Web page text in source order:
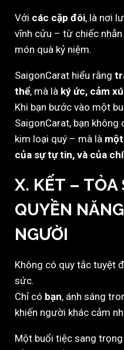
Với các cặp đôi, là nơi
vĩnh cửu – từ chiếc
món quà kỷ niệm.
SaigonCarat hiểu rằng
thể, mà là ký ức, cảm
Khi bạn bước vào một
SaigonCarat, bạn
kim loại quý – mà là
của sự tự tin, và của
X. KẾT – TỎA
QUYỀN
NGƯỜI
Không có quy tắc tuyệt
sức.
Chỉ có bạn, ánh sáng
khiến người khác cảm
Một buổi tiệc sang